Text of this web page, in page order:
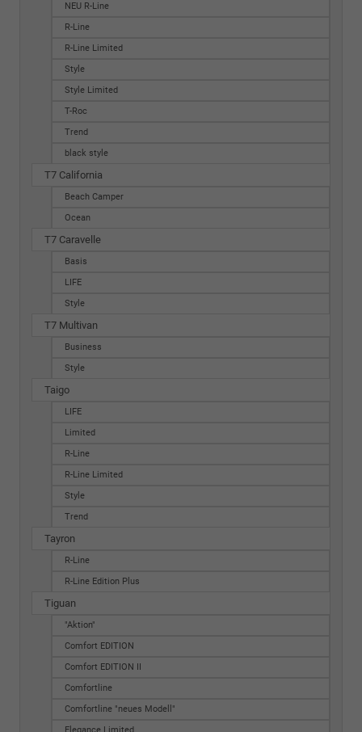
NEU R-Line
R-Line
R-Line Limited
Style
Style Limited
T-Roc
Trend
black style
T7 California
Beach Camper
Ocean
T7 Caravelle
Basis
LIFE
Style
T7 Multivan
Business
Style
Taigo
LIFE
Limited
R-Line
R-Line Limited
Style
Trend
Tayron
R-Line
R-Line Edition Plus
Tiguan
"Aktion"
Comfort EDITION
Comfort EDITION II
Comfortline
Comfortline "neues Modell"